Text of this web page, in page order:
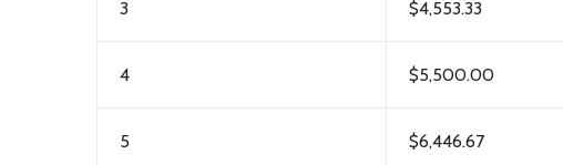
3 $4,553.33
4 $5,500.00
5 $6,446.67